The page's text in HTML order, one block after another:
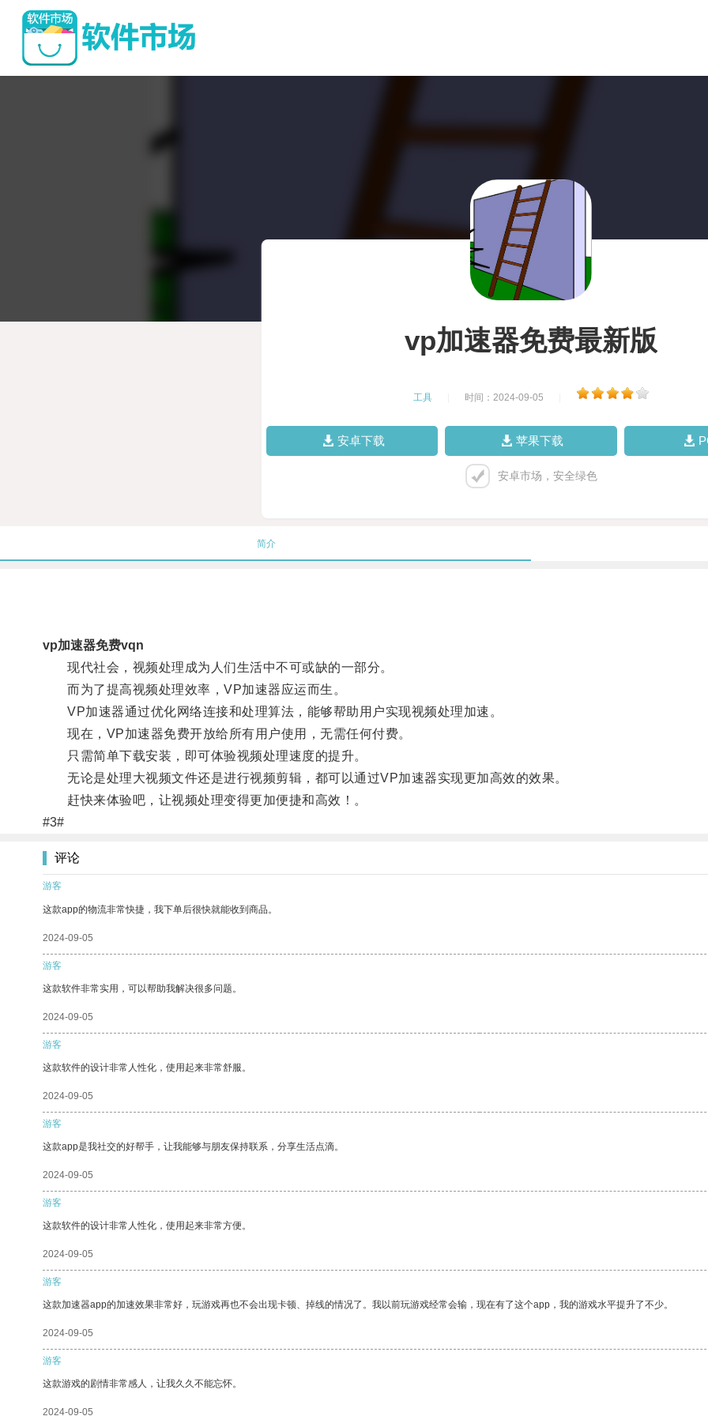
vp加速器免费最新版
工具 时间：2024-09-05
安卓下载 苹果下载
安卓市场，安全绿色
简介
vp加速器免费vqn
现代社会，视频处理成为人们生活中不可或缺的一部分。
而为了提高视频处理效率，VP加速器应运而生。
VP加速器通过优化网络连接和处理算法，能够帮助用户实现视频处理加速。
现在，VP加速器免费开放给所有用户使用，无需任何付费。
只需简单下载安装，即可体验视频处理速度的提升。
无论是处理大视频文件还是进行视频剪辑，都可以通过VP加速器实现更加高效的效果。
赶快来体验吧，让视频处理变得更加便捷和高效！。
#3#
评论
游客
这款app的物流非常快捷，我下单后很快就能收到商品。
2024-09-05
游客
这款软件非常实用，可以帮助我解决很多问题。
2024-09-05
游客
这款软件的设计非常人性化，使用起来非常舒服。
2024-09-05
游客
这款app是我社交的好帮手，让我能够与朋友保持联系，分享生活点滴。
2024-09-05
游客
这款软件的设计非常人性化，使用起来非常方便。
2024-09-05
游客
这款加速器app的加速效果非常好，玩游戏再也不会出现卡顿、掉线的情况了。我以前玩游戏经常会输，现在有了这个app，我的游戏水平提升了不少。
2024-09-05
游客
这款游戏的剧情非常感人，让我久久不能忘怀。
2024-09-05